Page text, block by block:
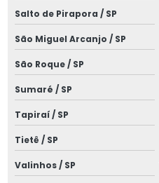
Laudo nr10
Laudo sistema spda
Laudo de spda
Laudo de spda e aterramento
Laudo spda bombeiros
Laudo spda condomínio
Laudo spda empresa
Salto de Pirapora / SP
São Miguel Arcanjo / SP
São Roque / SP
Sumaré / SP
Tapiraí / SP
Tietê / SP
Valinhos / SP